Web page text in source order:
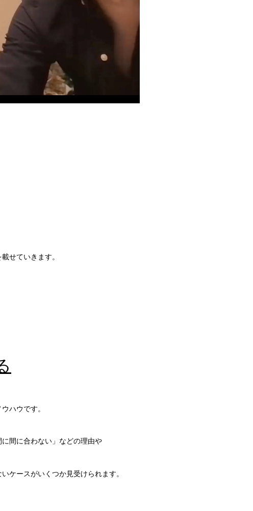
せていきます。
ハウです。
間に合わない」などの理由や
ケースがいくつか見受けられます。